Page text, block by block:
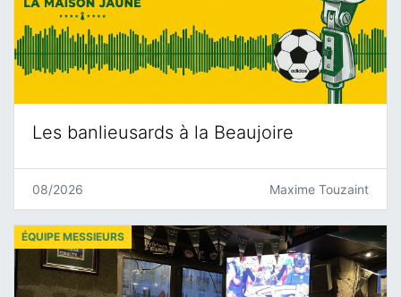
Les banlieusards à la Beaujoire
08/2026 Maxime Touzaint
ÉQUIPE MESSIEURS